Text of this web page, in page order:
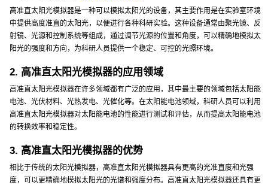
高准直太阳光模拟器是一种可以模拟太阳光的设备，其主要作用是在实验室环境
中提供高度准直的太阳光，以便进行各种科研实验。这种设备通常由聚光镜、反
射镜、光源和控制系统等组成，通过调节光源的位置和角度，可以精确地模拟太
阳光的强度和方向，为科研人员提供一个稳定、可控的光照环境。
2. 高准直太阳光模拟器的应用领域
高准直太阳光模拟器在许多领域都有广泛的应用，其中最主要的领域包括太阳能
电池、光伏材料、光热发电、光催化等。在太阳能电池领域，科研人员可以利用
高准直太阳光模拟器对太阳能电池的性能进行测试和评估，从而提高太阳能电池
的转换效率和稳定性。
3. 高准直太阳光模拟器的优势
相比于传统的太阳光模拟器，高准直太阳光模拟器具有更高的光准直度和光强
度，可以更精确地模拟太阳光的光谱和强度分布。高准直太阳光模拟器还具有更